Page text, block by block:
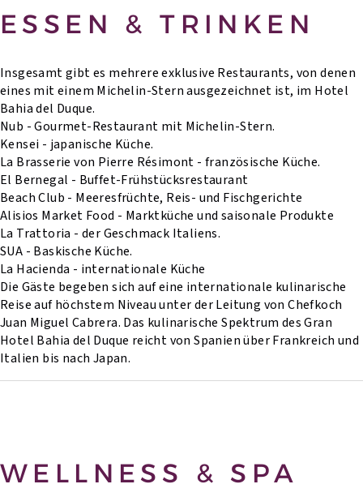
ESSEN & TRINKEN
Insgesamt gibt es mehrere exklusive Restaurants, von denen
eines mit einem Michelin-Stern ausgezeichnet ist, im Hotel
Bahia del Duque.
Nub - Gourmet-Restaurant mit Michelin-Stern.
Kensei - japanische Küche.
La Brasserie von Pierre Résimont - französische Küche.
El Bernegal - Buffet-Frühstücksrestaurant
Beach Club - Meeresfrüchte, Reis- und Fischgerichte
Alisios Market Food - Marktküche und saisonale Produkte
La Trattoria - der Geschmack Italiens.
SUA - Baskische Küche.
La Hacienda - internationale Küche
Die Gäste begeben sich auf eine internationale kulinarische
Reise auf höchstem Niveau unter der Leitung von Chefkoch
Juan Miguel Cabrera. Das kulinarische Spektrum des Gran
Hotel Bahia del Duque reicht von Spanien über Frankreich und
Italien bis nach Japan.
WELLNESS & SPA